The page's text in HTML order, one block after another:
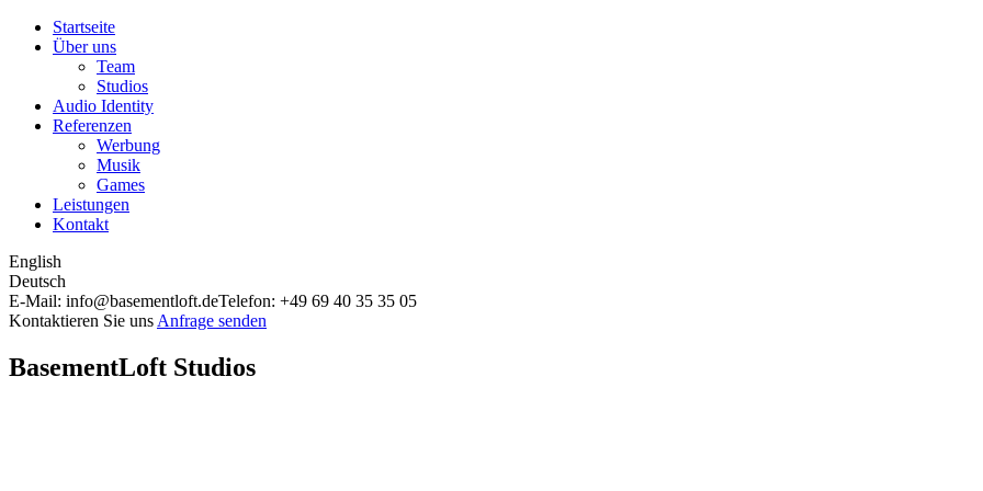
Startseite
Über uns
Team
Studios
Audio Identity
Referenzen
Werbung
Musik
Games
Leistungen
Kontakt
English
Deutsch
E-Mail: info@basementloft.deTelefon: +49 69 40 35 35 05
Kontaktieren Sie uns Anfrage senden
BasementLoft Studios